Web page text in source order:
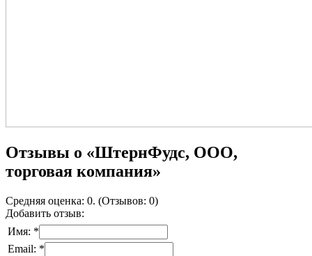
Отзывы о «ШтернФудс, ООО,
торговая компания»
Средняя оценка: 0. (Отзывов: 0)
Добавить отзыв:
Имя: *
Email: *